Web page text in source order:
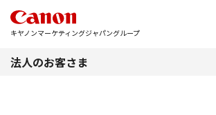
キヤノンマーケティングジャパングループ
法人のお客さま